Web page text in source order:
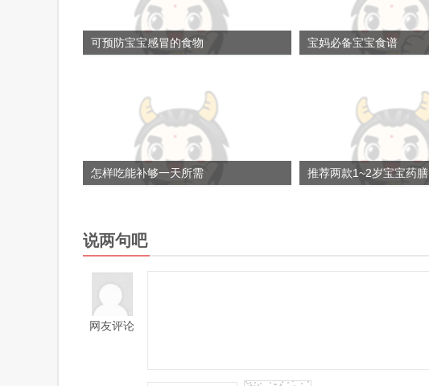
可预防宝宝感冒的食物 宝妈必备宝宝食谱
怎样吃能补够一天所需 推荐两款1~2岁宝宝药膳
说两句吧
网友评论